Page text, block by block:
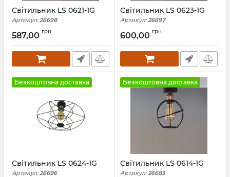
Світильник LS 0621-1G
Артикул:26698
587,00 грн
Світильник LS 0623-1G
Артикул:26697
600,00 грн
Безкоштовна доставка
Світильник LS 0624-1G
Артикул:26696
Безкоштовна доставка
Світильник LS 0614-1G
Артикул:26683